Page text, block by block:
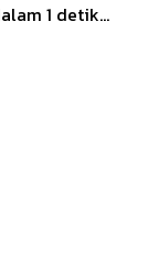
1 detik...